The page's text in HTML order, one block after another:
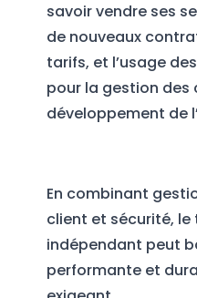
savoir vendre ses
de nouveaux
tarifs, et l’usage
pour la gestion
développement de
En combinant
client et sécurité,
indépendant peut
performante et